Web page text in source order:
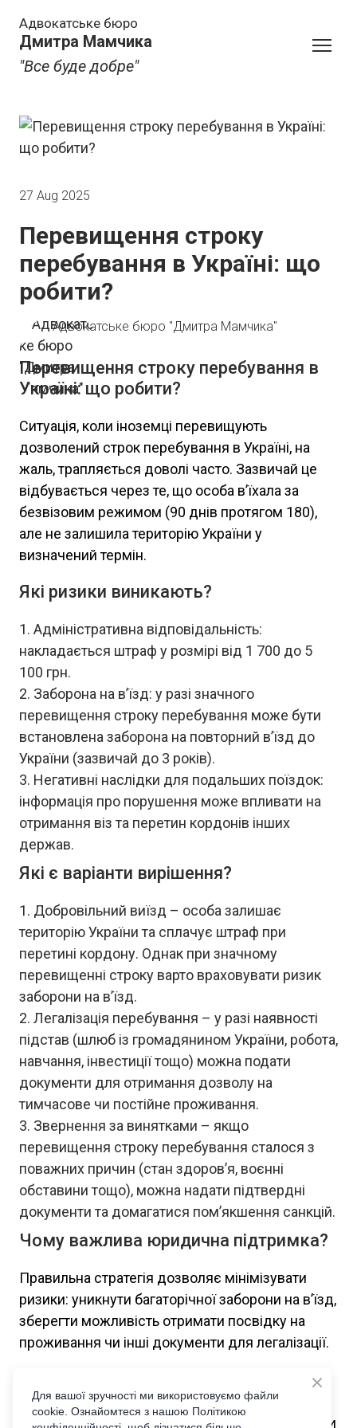
Адвокатське бюро
Дмитра Мамчика
"Все буде добре"
27 Aug 2025
Перевищення строку
перебування в Україні: що
робити?
Адвокатське бюро "Дмитра Мамчика"
Перевищення строку перебування в
Україні: що робити?
Ситуація, коли іноземці перевищують
дозволений строк перебування в Україні, на
жаль, трапляється доволі часто. Зазвичай це
відбувається через те, що особа в’їхала за
безвізовим режимом (90 днів протягом 180),
але не залишила територію України у
визначений термін.
Які ризики виникають?
Адміністративна відповідальність:
накладається штраф у розмірі від 1 700 до 5
100 грн.
Заборона на в’їзд: у разі значного
перевищення строку перебування може бути
встановлена заборона на повторний в’їзд до
України (зазвичай до 3 років).
Негативні наслідки для подальших поїздок:
інформація про порушення може впливати на
отримання віз та перетин кордонів інших
держав.
Які є варіанти вирішення?
Добровільний виїзд – особа залишає
територію України та сплачує штраф при
перетині кордону. Однак при значному
перевищенні строку варто враховувати ризик
заборони на в’їзд.
Легалізація перебування – у разі наявності
підстав (шлюб із громадянином України, робота,
навчання, інвестиції тощо) можна подати
документи для отримання дозволу на
тимчасове чи постійне проживання.
Звернення за винятками – якщо
перевищення строку перебування сталося з
поважних причин (стан здоров’я, воєнні
обставини тощо), можна надати підтвердні
документи та домагатися пом’якшення санкцій.
Чому важлива юридична підтримка?
Правильна стратегія дозволяє мінімізувати
ризики: уникнути багаторічної заборони на в’їзд,
зберегти можливість отримати посвідку на
проживання чи інші документи для легалізації.
подібній ситуації, варто заздалегідь
проконсультуватися з адвокатом, щоб уникнути
Для вашої зручності ми використовуємо файли
cookie. Ознайомтеся з нашою Політикою